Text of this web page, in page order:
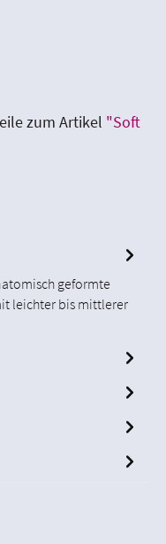
zum Artikel "Soft
geformte
leichter bis mittlerer